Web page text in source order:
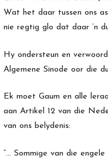
Wat het daar tussen ons
nie regtig glo dat daar ‘n
Hy ondersteun en
Algemene Sinode oor die
Ek moet Gaum en alle
aan Artikel 12 van die
van ons belydenis:
“… Sommige van die